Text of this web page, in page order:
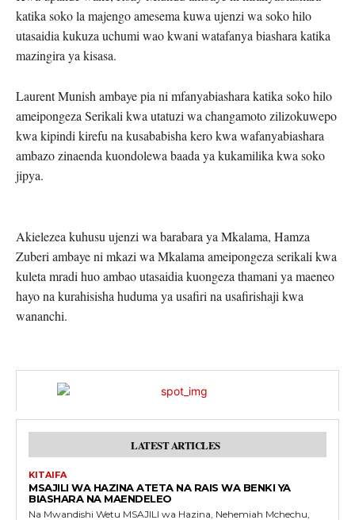
katika soko la majengo amesema kuwa ujenzi wa soko hilo
utasaidia kukuza uchumi wao kwani watafanya biashara katika
mazingira ya kisasa.
Laurent Munish ambaye pia ni mfanyabiashara katika soko hilo
ameipongeza Serikali kwa utatuzi wa changamoto zilizokuwepo
kwa kipindi kirefu na kusababisha kero kwa wafanyabiashara
ambazo zinaenda kuondolewa baada ya kukamilika kwa soko
jipya.
Akielezea kuhusu ujenzi wa barabara ya Mkalama, Hamza
Zuberi ambaye ni mkazi wa Mkalama ameipongeza serikali kwa
kuleta mradi huo ambao utasaidia kuongeza thamani ya maeneo
hayo na kurahisisha huduma ya usafiri na usafirishaji kwa
wananchi.
LATEST ARTICLES
KITAIFA
MSAJILI WA HAZINA ATETA NA RAIS WA BENKI YA
BIASHARA NA MAENDELEO
Na Mwandishi Wetu MSAJILI wa Hazina, Nehemiah Mchechu,